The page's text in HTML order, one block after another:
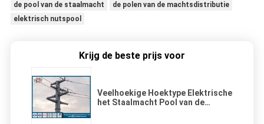
de pool van de staalmacht
de polen van de machtsdistributie
elektrisch nutspool
Krijg de beste prijs voor
Veelhoekige Hoektype Elektrische
het Staalmacht Pool van de